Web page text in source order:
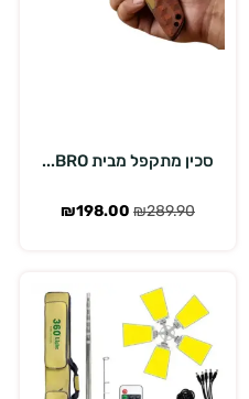
סכין מתקפל מבית BRO...
₪289.90
₪198.00